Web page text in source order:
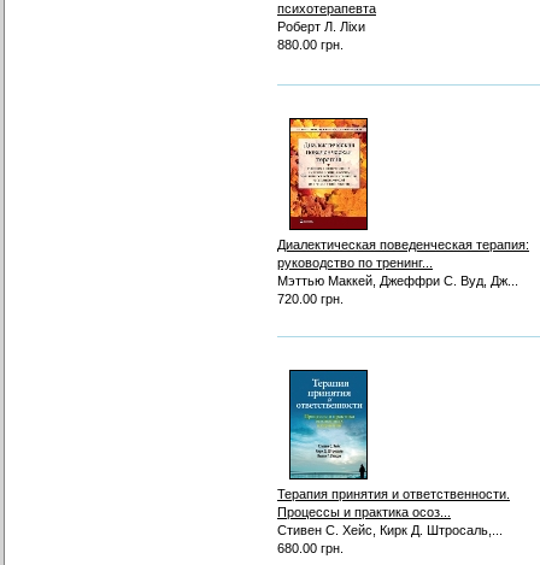
психотерапевта
Роберт Л. Ліхи
880.00 грн.
Диалектическая поведенческая терапия:
руководство по тренинг...
Мэттью Маккей, Джеффри С. Вуд, Дж...
720.00 грн.
Терапия принятия и ответственности.
Процессы и практика осоз...
Стивен С. Хейс, Кирк Д. Штросаль,...
680.00 грн.